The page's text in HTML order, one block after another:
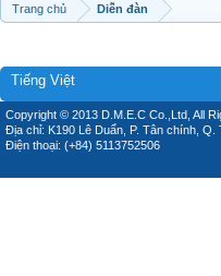
Trang chủ Diễn đàn
Tiếng Việt
Copyright © 2013 D.M.E.C Co.,Ltd, All
Địa chỉ: K190 Lê Duẩn, P. Tân chính, Q.
Điện thoại: (+84) 5113752506